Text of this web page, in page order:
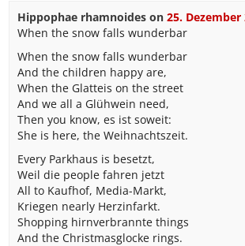
Hippophae rhamnoideson 25. Dezember
When the snow falls wunderbar
When the snow falls wunderbar
And the children happy are,
When the Glatteis on the street
And we all a Glühwein need,
Then you know, es ist soweit:
She is here, the Weihnachtszeit.
Every Parkhaus is besetzt,
Weil die people fahren jetzt
All to Kaufhof, Media-Markt,
Kriegen nearly Herzinfarkt.
Shopping hirnverbrannte things
And the Christmasglocke rings.